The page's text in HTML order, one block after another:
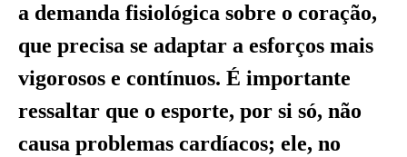
a demanda fisiológica sobre o coração,
que precisa se adaptar a esforços mais
vigorosos e contínuos. É importante
ressaltar que o esporte, por si só, não
causa problemas cardíacos; ele, no